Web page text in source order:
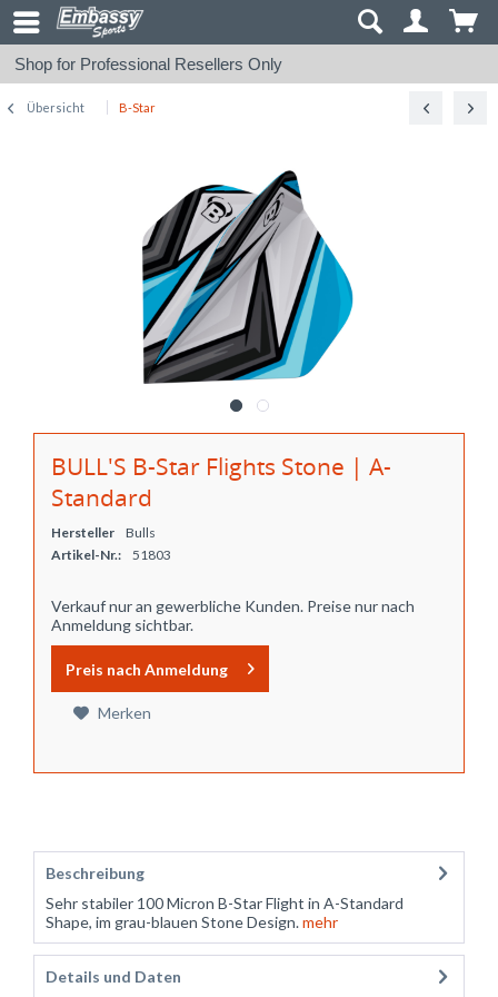
Shop for Professional Resellers Only
Übersicht B-Star
BULL'S B-Star Flights Stone | A-
Standard
Hersteller
Bulls
Artikel-Nr.:
51803
Verkauf nur an gewerbliche Kunden. Preise nur nach
Anmeldung sichtbar.
Preis nach Anmeldung
Merken
Beschreibung
Sehr stabiler 100 Micron B-Star Flight in A-Standard
Shape, im grau-blauen Stone Design.mehr
Details und Daten